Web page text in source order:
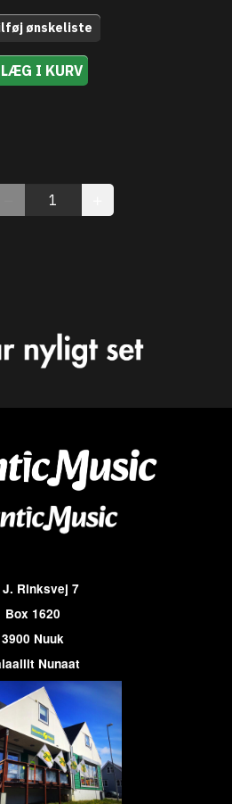
ønskeliste
LÆG I KURV
J. Rinksvej 7
Box 1620
3900 Nuuk
Nunaat